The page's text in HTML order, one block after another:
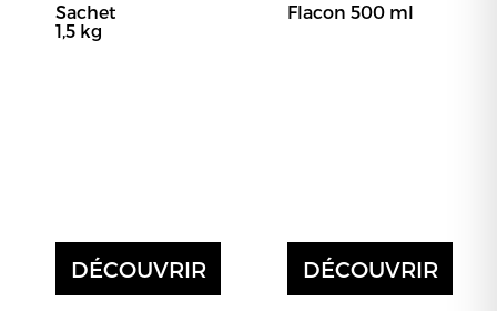
Sachet
1,5 kg
DÉCOUVRIR
Flacon 500 ml
DÉCOUVRIR